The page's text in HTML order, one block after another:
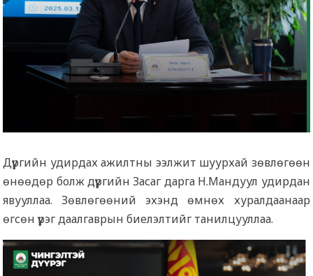
Дүүргийн удирдах ажилтны ээлжит шуурхай зөвлөгөөн
өнөөдөр болж дүүргийн Засаг дарга Н.Мандуул удирдан
явууллаа. Зөвлөгөөний эхэнд өмнөх хуралдаанаар
өгсөн үүрэг даалгаврын биелэлтийг танилцууллаа.